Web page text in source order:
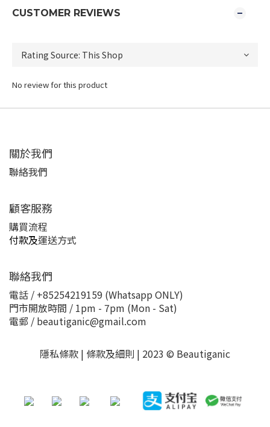
CUSTOMER REVIEWS
No review for this product
關於我們
聯絡我們
顧客服務
購買流程
付款及運送方式
聯絡我們
電話 / +85254219159 (Whatsapp ONLY)
門市開放時間 / 1pm - 7pm (Mon - Sat)
電郵 / beautiganic@gmail.com
隱私條款 | 條款及細則 | 2023 © Beautiganic